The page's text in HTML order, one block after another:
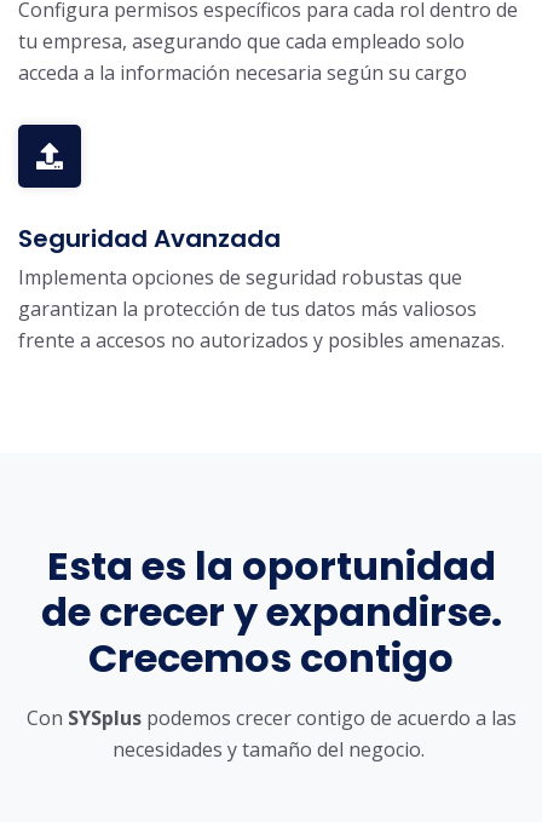
Configura permisos específicos para cada rol dentro de
tu empresa, asegurando que cada empleado solo
acceda a la información necesaria según su cargo
Seguridad Avanzada
Implementa opciones de seguridad robustas que
garantizan la protección de tus datos más valiosos
frente a accesos no autorizados y posibles amenazas.
Esta es la oportunidad
de crecer y expandirse.
Crecemos contigo
Con SYSpluspodemos crecer contigo de acuerdo a las
necesidades y tamaño del negocio.